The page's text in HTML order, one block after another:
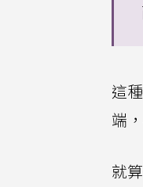
這
端
就